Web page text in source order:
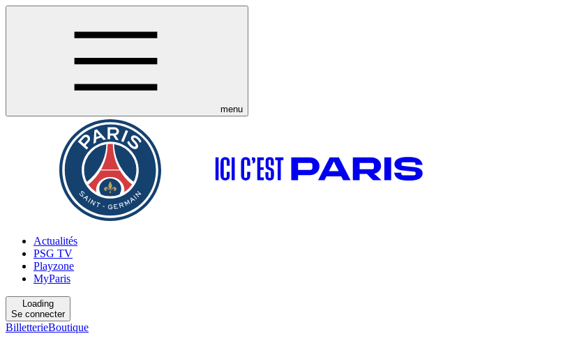
menu
Actualités
PSG TV
Playzone
MyParis
Loading
Se connecter
BilletterieBoutique